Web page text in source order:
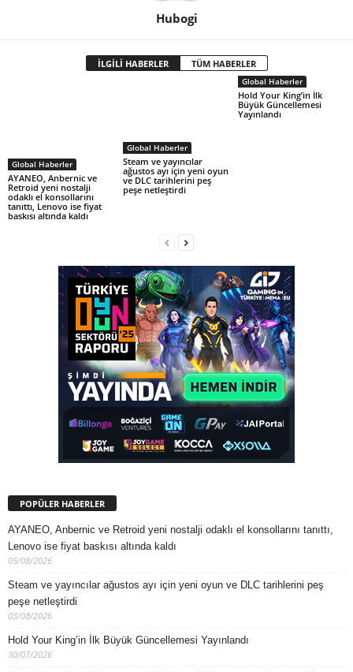
Hubogi
İLGİLİ HABERLER TÜM HABERLER
Global Haberler
AYANEO, Anbernic ve
Retroid yeni nostalji
odaklı el konsollarını
tanıttı, Lenovo ise fiyat
baskısı altında kaldı
Global Haberler
Steam ve yayıncılar
ağustos ayı için yeni oyun
ve DLC tarihlerini peş
peşe netleştirdi
Global Haberler
Hold Your King’in İlk
Büyük Güncellemesi
Yayınlandı
POPÜLER HABERLER
AYANEO, Anbernic ve Retroid yeni nostalji odaklı el konsollarını tanıttı,
Lenovo ise fiyat baskısı altında kaldı
05/08/2026
Steam ve yayıncılar ağustos ayı için yeni oyun ve DLC tarihlerini peş
peşe netleştirdi
03/08/2026
Hold Your King’in İlk Büyük Güncellemesi Yayınlandı
30/07/2026